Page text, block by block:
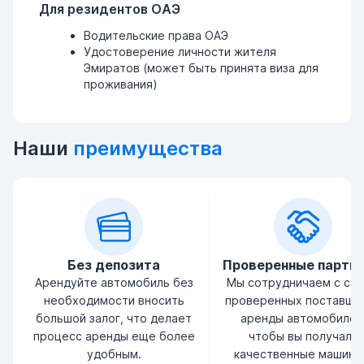
Для резидентов ОАЭ
Водительские права ОАЭ
Удостоверение личности жителя
Эмиратов (может быть принята виза для
проживания)
Наши преимущества
Без депозита
Арендуйте автомобиль без
необходимости вносить
большой залог, что делает
процесс аренды еще более
удобным.
Проверенные
Мы сотрудничаем с
проверенных
аренды
чтобы вы получали
качественные